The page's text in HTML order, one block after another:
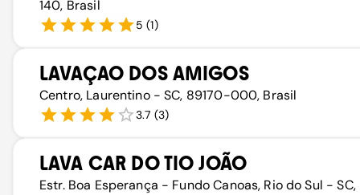
140, Brasil
5 (1)
LAVAÇAO DOS AMIGOS
Centro, Laurentino - SC, 89170-000, Brasil
3.7 (3)
LAVA CAR DO TIO JOÃO
Estr. Boa Esperança - Fundo Canoas, Rio do Sul - SC,